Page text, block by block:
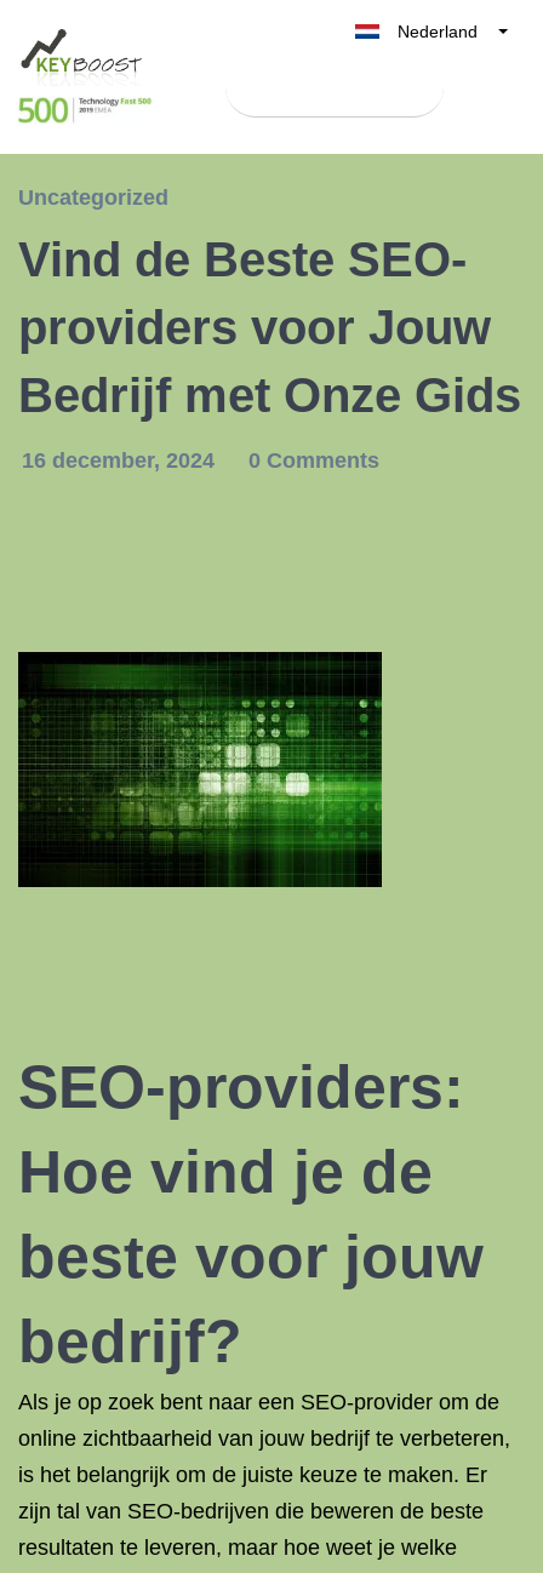
Nederland
België
España
Uncategorized
Vind de Beste SEO-
providers voor Jouw
Bedrijf met Onze Gids
16 december, 2024 0 Comments
SEO-providers:
Hoe vind je de
beste voor jouw
bedrijf?
Als je op zoek bent naar een SEO-provider om de
online zichtbaarheid van jouw bedrijf te verbeteren,
is het belangrijk om de juiste keuze te maken. Er
zijn tal van SEO-bedrijven die beweren de beste
resultaten te leveren, maar hoe weet je welke